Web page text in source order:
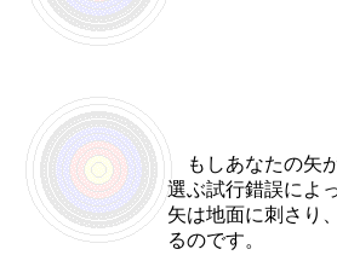
もしあなたの矢
選ぶ試行錯誤によ
矢は地面に刺さり
るのです。